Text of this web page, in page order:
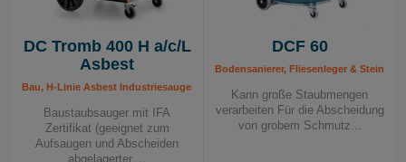
DC Tromb 400 H a/c/L
Asbest
Bau, H-Linie Asbest Industriesauger, Industriesauger 230 V, Mobile
Baustaubsauger mit IFA
Zertifikat (geeignet zum
Aufsaugen und Abscheiden
abgelagerter,...
DCF 60
Bodensanierer, Fliesenleger &
Kann große Staubmengen
verarbeiten Für die Abscheidung
von grobem Schmutz...